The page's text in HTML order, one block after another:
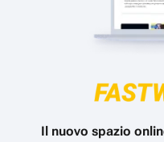
Il nuovo spazio